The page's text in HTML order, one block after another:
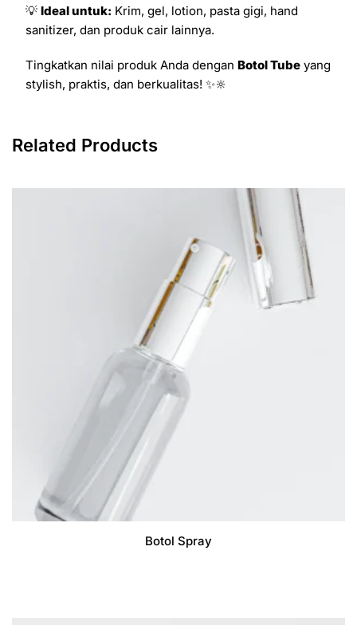
💡 Ideal untuk: Krim, gel, lotion, pasta gigi, hand
sanitizer, dan produk cair lainnya.
Tingkatkan nilai produk Anda dengan Botol Tubeyang
stylish, praktis, dan berkualitas! ✨🔆
Related Products
Botol Spray